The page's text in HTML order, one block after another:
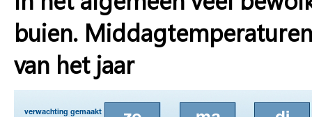
buien.
van het jaar